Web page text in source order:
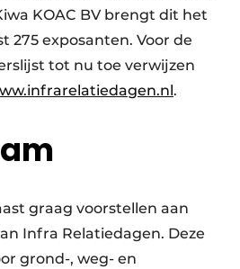
KOAC BV brengt dit het
275 exposanten. Voor de
tot nu toe verwijzen
.
graag voorstellen aan
Infra Relatiedagen. Deze
grond-, weg- en